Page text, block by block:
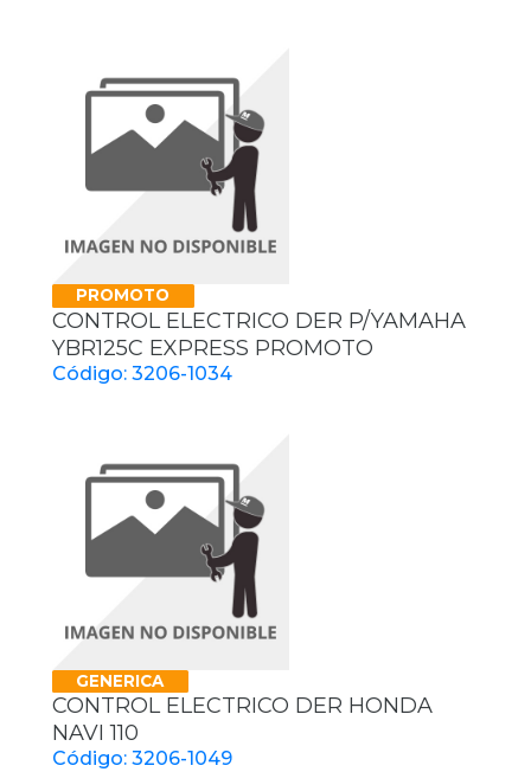
PROMOTO
CONTROL ELECTRICO DER P/YAMAHA
YBR125C EXPRESS PROMOTO
Código: 3206-1034
GENERICA
CONTROL ELECTRICO DER HONDA
NAVI 110
Código: 3206-1049